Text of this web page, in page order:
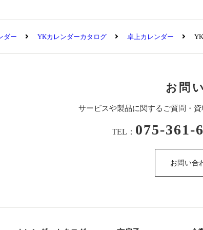
ダー YKカレンダーカタログ 卓上カレンダー
お問
サービスや製品に関するご質問・資
TEL： 075-361-
お問い合